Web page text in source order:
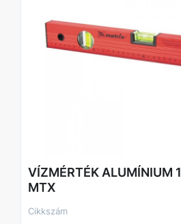
VÍZMÉRTÉK ALUMÍNIUM
MTX
Cikkszám